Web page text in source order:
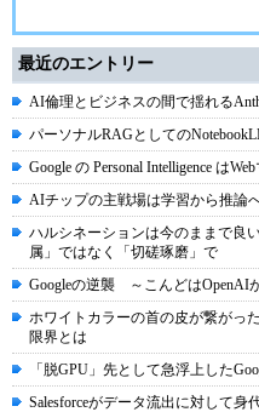
最近のエントリー
AI倫理とビジネスの間で揺れる
パーソナルRAGとしての
Google の Personal Intelligence は
AIチップの主戦場は学習から推論
ハルシネーションは今のままで
属」ではなく「切磋琢磨」で
Googleの逆襲 ～こんどはOpenAI
ホワイトカラーの首の皮が繋が
限界とは
「脱GPU」先として急浮上した
Salesforceがデータ流出に対して身